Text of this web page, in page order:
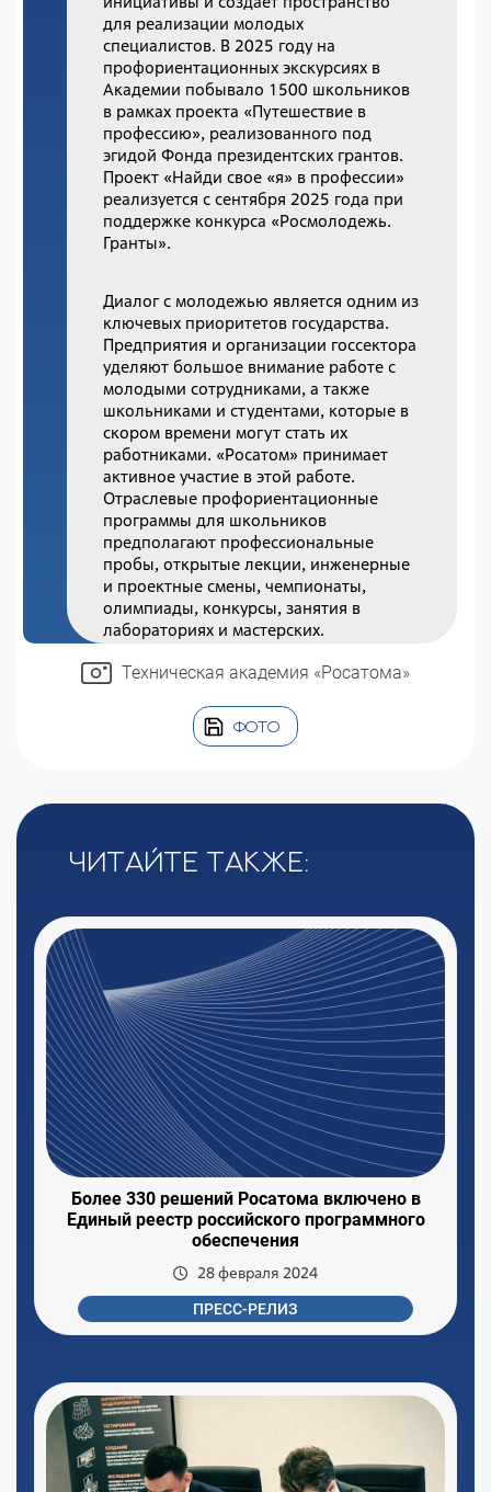
для реализации молодых
специалистов. В 2025 году на
профориентационных экскурсиях в
Академии побывало 1500 школьников
в рамках проекта «Путешествие в
профессию», реализованного под
эгидой Фонда президентских грантов.
Проект «Найди свое «я» в профессии»
реализуется с сентября 2025 года при
поддержке конкурса «Росмолодежь.
Гранты».
Диалог с молодежью является одним из
ключевых приоритетов государства.
Предприятия и организации госсектора
уделяют большое внимание работе с
молодыми сотрудниками, а также
школьниками и студентами, которые в
скором времени могут стать их
работниками. «Росатом» принимает
активное участие в этой работе.
Отраслевые профориентационные
программы для школьников
предполагают профессиональные
пробы, открытые лекции, инженерные
и проектные смены, чемпионаты,
олимпиады, конкурсы, занятия в
лабораториях и мастерских.
Техническая академия «Росатома»
ФОТО
Читайте также:
Более 330 решений Росатома включено в
Единый реестр российского программного
обеспечения
28 февраля 2024
ПРЕСС-РЕЛИЗ